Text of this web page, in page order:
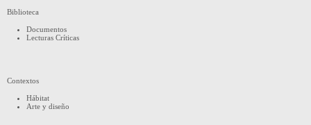
Biblioteca
Documentos
Lecturas Críticas
Contextos
Hábitat
Arte y diseño